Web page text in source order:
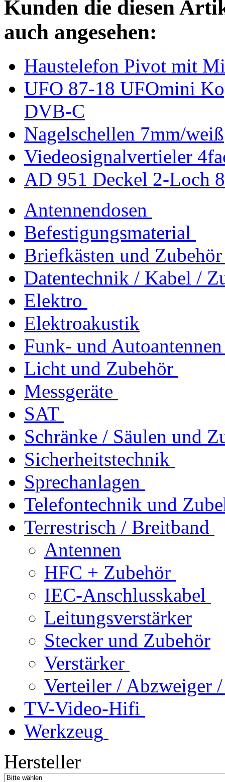
Kunden die diesen
auch angesehen:
Haustelefon Pivot mit
UFO 87-18 UFOmini
DVB-C
Nagelschellen 7mm/weiß
Viedeosignalvertieler
AD 951 Deckel 2-Loch
Antennendosen
Befestigungsmaterial
Briefkästen und Zubehör
Datentechnik / Kabel /
Elektro
Elektroakustik
Funk- und Autoantennen
Licht und Zubehör
Messgeräte
SAT
Schränke / Säulen und
Sicherheitstechnik
Sprechanlagen
Telefontechnik und
Terrestrisch / Breitband
Antennen
HFC + Zubehör
IEC-Anschlusskabel
Leitungsverstärker
Stecker und Zubehör
Verstärker
Verteiler / Abzweiger
TV-Video-Hifi
Werkzeug
Hersteller